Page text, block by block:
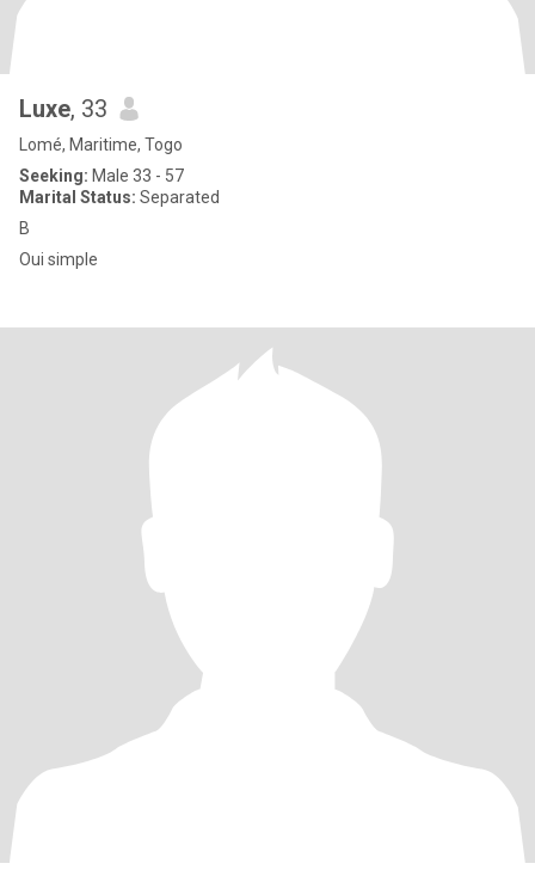
Luxe, 33
Lomé, Maritime, Togo
Seeking: Male 33 - 57
Marital Status: Separated
B
Oui simple